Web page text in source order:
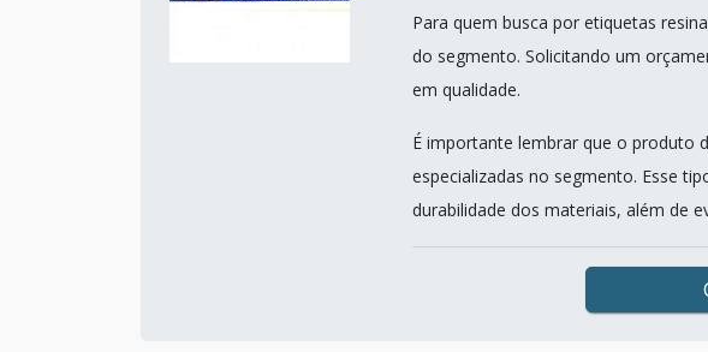
Para quem busca por etiquetas
do segmento. Solicitando um
em qualidade.
É importante lembrar que o produto
especializadas no segmento. Esse
durabilidade dos materiais, além de